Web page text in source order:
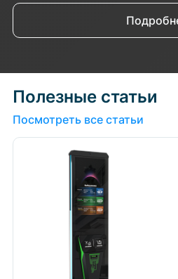
Полезные статьи
Посмотреть все статьи